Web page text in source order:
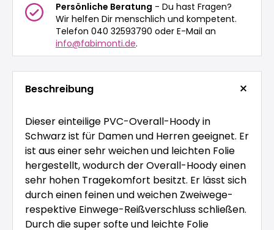
Persönliche Beratung - Du hast Fragen?
Wir helfen Dir menschlich und kompetent.
Telefon 040 32593790 oder E-Mail an
info@fabimonti.de.
Beschreibung
Dieser einteilige PVC-Overall-Hoody in
Schwarz ist für Damen und Herren geeignet. Er
ist aus einer sehr weichen und leichten Folie
hergestellt, wodurch der Overall-Hoody einen
sehr hohen Tragekomfort besitzt. Er lässt sich
durch einen feinen und weichen Zweiwege-
respektive Einwege-Reißverschluss schließen.
Durch die super softe und leichte Folie